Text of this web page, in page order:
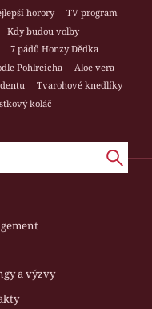
horory
TV program
Kdy budou volby
7 pádů Honzy Dědka
Pohlreicha
Aloe vera
Tvarohové knedlíky
koláč
a výzvy